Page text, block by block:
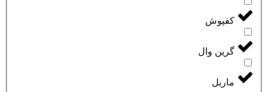
کفپوش
گرین وال
ماربل